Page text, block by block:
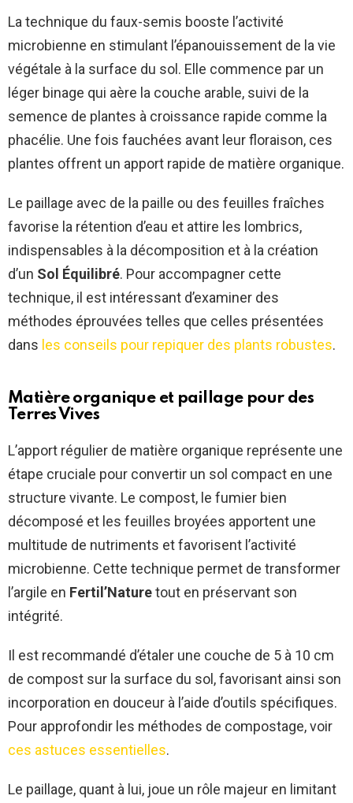
La technique du faux-semis booste l’activité
microbienne en stimulant l’épanouissement de la vie
végétale à la surface du sol. Elle commence par un
léger binage qui aère la couche arable, suivi de la
semence de plantes à croissance rapide comme la
phacélie. Une fois fauchées avant leur floraison, ces
plantes offrent un apport rapide de matière organique.
Le paillage avec de la paille ou des feuilles fraîches
favorise la rétention d’eau et attire les lombrics,
indispensables à la décomposition et à la création
d’un Sol Équilibré. Pour accompagner cette
technique, il est intéressant d’examiner des
méthodes éprouvées telles que celles présentées
dans les conseils pour repiquer des plants robustes.
Matière organique et paillage pour des
Terres Vives
L’apport régulier de matière organique représente une
étape cruciale pour convertir un sol compact en une
structure vivante. Le compost, le fumier bien
décomposé et les feuilles broyées apportent une
multitude de nutriments et favorisent l’activité
microbienne. Cette technique permet de transformer
l’argile en Fertil’Naturetout en préservant son
intégrité.
Il est recommandé d’étaler une couche de 5 à 10 cm
de compost sur la surface du sol, favorisant ainsi son
incorporation en douceur à l’aide d’outils spécifiques.
Pour approfondir les méthodes de compostage, voir
ces astuces essentielles.
Le paillage, quant à lui, joue un rôle majeur en limitant